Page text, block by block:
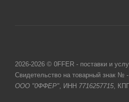
2026-2026 © 0FFER - поставки и
Свидетельство на товарный знак № -
ООО "0ФФЕР", ИНН 7716257715, КПП